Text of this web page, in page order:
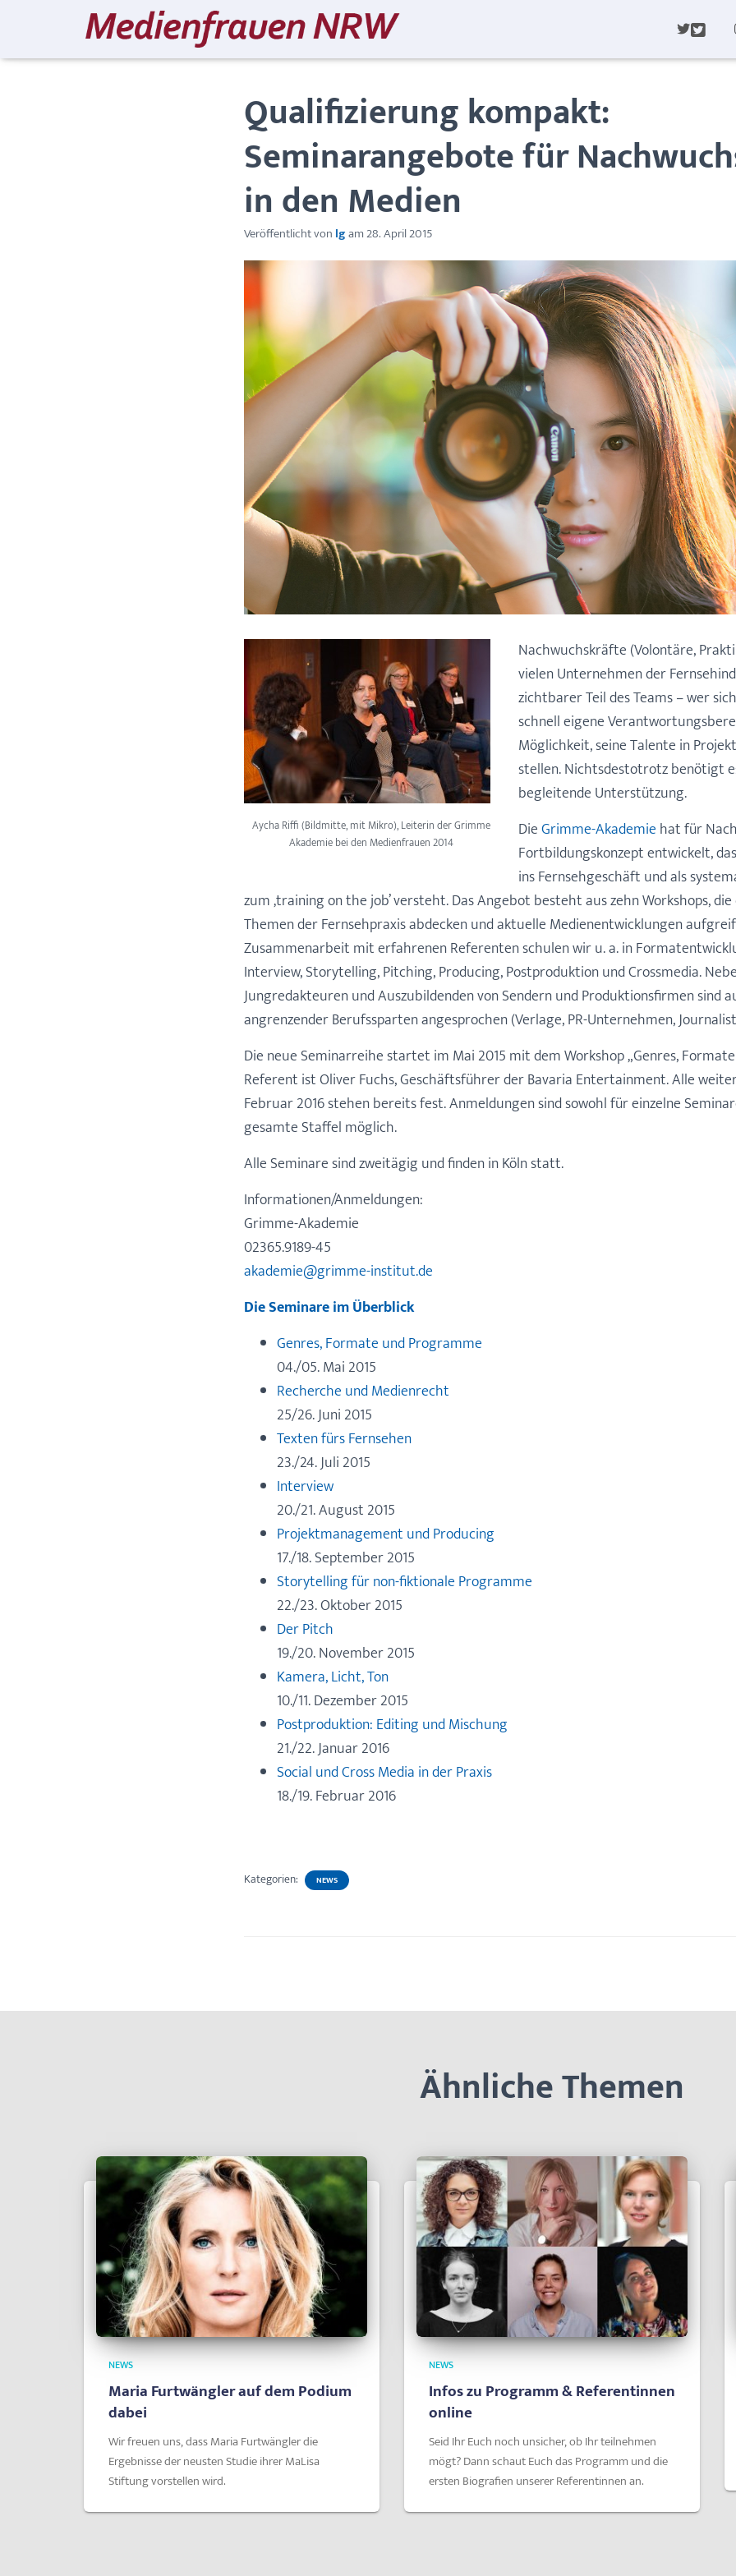
I
Qualifizierung kompakt:
Seminarangebote für
in den Medien
Veröffentlicht von lgam28. April 2015
Aycha Riffi (Bildmitte, mit Mikro), Leiterin der Grimme
Akademie bei den Medienfrauen 2014
Nachwuchskräfte (Volontäre,
vielen Unternehmen der
zichtbarer Teil des Teams – wer
schnell eigene
Möglichkeit, seine Talente in
stellen. Nichtsdestotrotz benötigt
begleitende Unterstützung.
DieGrimme-Akademie hat für
Fortbildungskonzept entwickelt,
ins Fernsehgeschäft und als
zum ‚training on the job’ versteht. Das Angebot besteht aus zehn Workshops,
Themen der Fernsehpraxis abdecken und aktuelle Medienentwicklungen
Zusammenarbeit mit erfahrenen Referenten schulen wir u. a. in
Interview, Storytelling, Pitching, Producing, Postproduktion und Crossmedia.
Jungredakteuren und Auszubildenden von Sendern und Produktionsfirmen sind
angrenzender Berufssparten angesprochen (Verlage, PR-Unternehmen,
Die neue Seminarreihe startet im Mai 2015 mit dem Workshop „Genres,
Referent ist Oliver Fuchs, Geschäftsführer der Bavaria Entertainment. Alle
Februar 2016 stehen bereits fest. Anmeldungen sind sowohl für einzelne
gesamte Staffel möglich.
Alle Seminare sind zweitägig und finden in Köln statt.
Informationen/Anmeldungen:
Grimme-Akademie
02365.9189-45
akademie@grimme-institut.de
Die Seminare im Überblick
Genres, Formate und Programme
04./05. Mai 2015
Recherche und Medienrecht
25/26. Juni 2015
Texten fürs Fernsehen
23./24. Juli 2015
Interview
20./21. August 2015
Projektmanagement und Producing
17./18. September 2015
Storytelling für non-fiktionale Programme
22./23. Oktober 2015
Der Pitch
19./20. November 2015
Kamera, Licht, Ton
10./11. Dezember 2015
Postproduktion: Editing und Mischung
21./22. Januar 2016
Social und Cross Media in der Praxis
18./19. Februar 2016
Kategorien: NEWS
Ähnliche Themen
NEWS
Maria Furtwängler auf dem Podium
dabei
Wir freuen uns, dass Maria Furtwängler die
Ergebnisse der neusten Studie ihrer MaLisa
Stiftung vorstellen wird.
NEWS
Infos zu Programm & Referentinnen
online
Seid Ihr Euch noch unsicher, ob Ihr teilnehmen
mögt? Dann schaut Euch das Programm und die
ersten Biografien unserer Referentinnen an.